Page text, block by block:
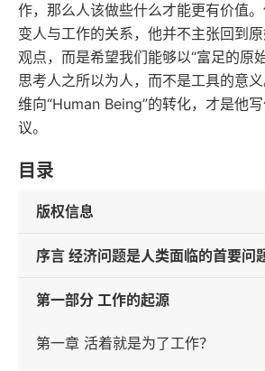
作，那么人该做些什么才能更有价值
变人与工作的关系，他并不主张回到
观点，而是希望我们能够以“富足的原
思考人之所以为人，而不是工具的意
维向“Human Being”的转化，才是他
议。
目录
版权信息
序言 经济问题是人类面临的首要问
第一部分 工作的起源
第一章 活着就是为了工作？